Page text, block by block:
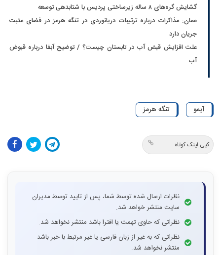
گشایش گره‌های ۸ ساله زیرساختی پردیس با شتابدهی توسعه
عمان: مذاکرات درباره ترتیبات دریانوردی در تنگه هرمز در فضای مثبت
جریان دارد
علت افزایش قبض آب در تابستان چیست؟ / توضیح آبفا درباره قبوض
آب
آیمو تنگه هرمز
کپی لینک کوتاه
نظرات ارسال شده توسط شما، پس از تایید توسط مدیران
سایت منتشر خواهد شد.
نظراتی که حاوی تهمت یا افترا باشد منتشر نخواهد شد.
نظراتی که به غیر از زبان فارسی یا غیر مرتبط با خبر باشد
منتشر نخواهد شد.